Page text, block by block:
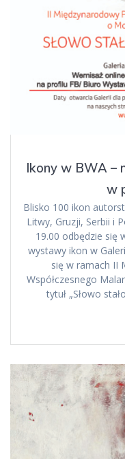
Ikony w BWA –
w
Blisko 100 ikon
Litwy, Gruzji, Serbii i
19.00 odbędzie się
wystawy ikon w
się w ramach II
Współczesnego
tytuł „Słowo